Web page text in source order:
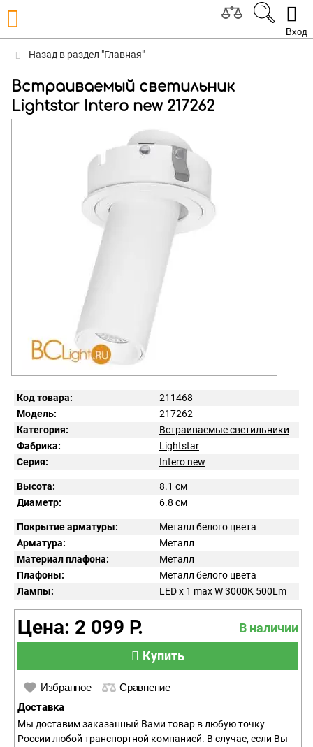
Вход
Назад в раздел "Главная"
Встраиваемый светильник
Lightstar Intero new 217262
Код товара:
211468
Модель:
217262
Категория:
Встраиваемые светильники
Фабрика:
Lightstar
Серия:
Intero new
Высота:
8.1 см
Диаметр:
6.8 см
Покрытие арматуры:
Металл белого цвета
Арматура:
Металл
Материал плафона:
Металл
Плафоны:
Металл белого цвета
Лампы:
LED x 1 max W 3000K 500Lm
Цена: 2 099 Р.
В наличии
Купить
Избранное Сравнение
Доставка
Мы доставим заказанный Вами товар в любую точку
России любой транспортной компанией. В случае, если Вы